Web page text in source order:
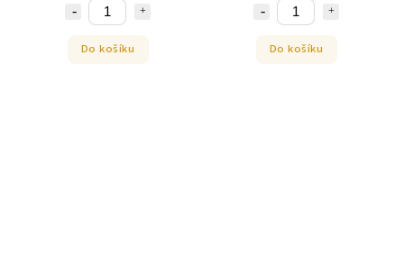
Do košíku Do košíku